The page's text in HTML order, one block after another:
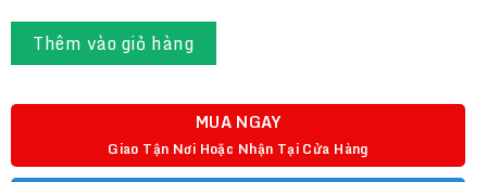
Thêm vào giỏ hàng
MUA NGAY
Giao Tận Nơi Hoặc Nhận Tại Cửa Hàng